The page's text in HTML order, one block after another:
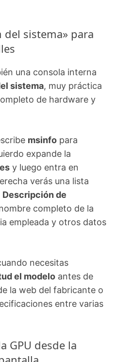
sistema» para
una consola interna
sistema, muy práctica
de hardware y
msinfo para
expande la
y luego entra en
verás una lista
Descripción de
completo de la
empleada y otros datos
necesitas
el modelo antes de
la web del fabricante o
entre varias
GPU desde la